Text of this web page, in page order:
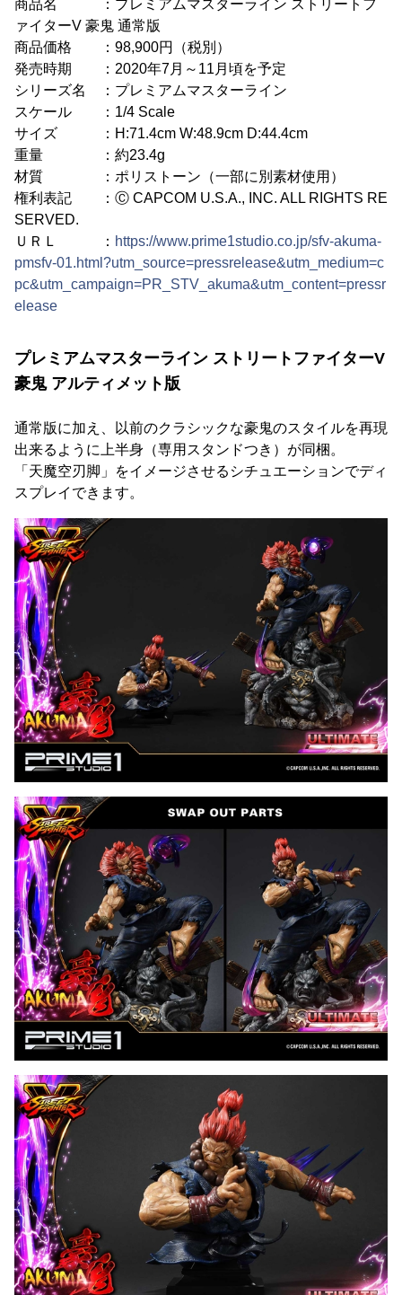
商品名 ：プレミアムマスターライン ストリートフ
ァイターV 豪鬼 通常版
商品価格 ：98,900円（税別）
発売時期 ：2020年7月～11月頃を予定
シリーズ名 ：プレミアムマスターライン
スケール ：1/4 Scale
サイズ ：H:71.4cm W:48.9cm D:44.4cm
重量 ：約23.4g
材質 ：ポリストーン（一部に別素材使用）
権利表記 ：Ⓒ CAPCOM U.S.A., INC. ALL RIGHTS RE
SERVED.
ＵＲＬ ： https://www.prime1studio.co.jp/sfv-akuma-
pmsfv-01.html?utm_source=pressrelease&utm_medium=c
pc&utm_campaign=PR_STV_akuma&utm_content=pressr
elease
プレミアムマスターライン ストリートファイターV
豪鬼 アルティメット版
通常版に加え、以前のクラシックな豪鬼のスタイルを再現
出来るように上半身（専用スタンドつき）が同梱。
「天魔空刃脚」をイメージさせるシチュエーションでディ
スプレイできます。